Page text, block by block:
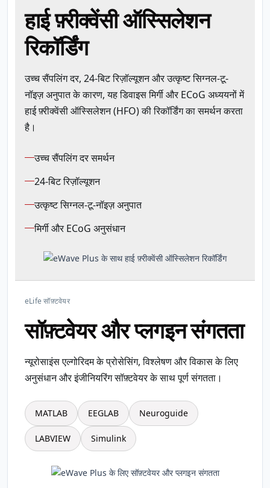
हाई फ़्रीक्वेंसी ऑस्सिलेशन
रिकॉर्डिंग
उच्च सैंपलिंग दर, 24-बिट रिज़ॉल्यूशन और उत्कृष्ट सिग्नल-टू-
नॉइज़ अनुपात के कारण, यह डिवाइस मिर्गी और ECoG अध्ययनों में
हाई फ़्रीक्वेंसी ऑस्सिलेशन (HFO) की रिकॉर्डिंग का समर्थन करता
है।
उच्च सैंपलिंग दर समर्थन
24-बिट रिज़ॉल्यूशन
उत्कृष्ट सिग्नल-टू-नॉइज़ अनुपात
मिर्गी और ECoG अनुसंधान
eLife सॉफ़्टवेयर
सॉफ़्टवेयर और प्लगइन संगतता
न्यूरोसाइंस एल्गोरिदम के प्रोसेसिंग, विश्लेषण और विकास के लिए
अनुसंधान और इंजीनियरिंग सॉफ़्टवेयर के साथ पूर्ण संगतता।
MATLAB EEGLAB Neuroguide
LABVIEW Simulink